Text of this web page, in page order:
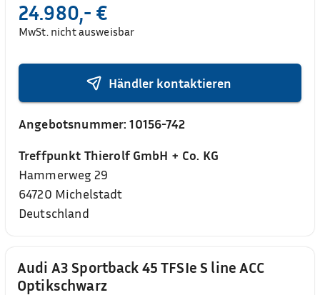
Audi A3 Sportback 45 TFSIe S line ACC
Optikschwarz
24.980,- €
MwSt. nicht ausweisbar
Händler kontaktieren
Angebotsnummer:10156-742
Treffpunkt Thierolf GmbH + Co. KG
Hammerweg 29
64720 Michelstadt
Deutschland